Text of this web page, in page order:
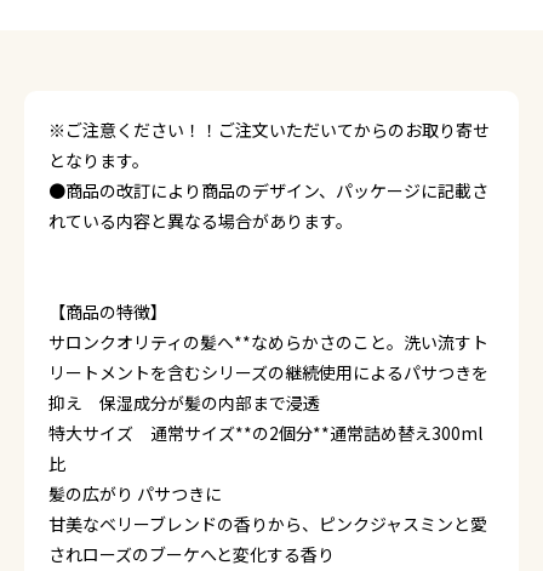
※ご注意ください！！ご注文いただいてからのお取り寄せ
となります。
●商品の改訂により商品のデザイン、パッケージに記載さ
れている内容と異なる場合があります。
【商品の特徴】
サロンクオリティの髪へ**なめらかさのこと。洗い流すト
リートメントを含むシリーズの継続使用によるパサつきを
抑え 保湿成分が髪の内部まで浸透
特大サイズ 通常サイズ**の2個分**通常詰め替え300ml
比
髪の広がり パサつきに
甘美なベリーブレンドの香りから、ピンクジャスミンと愛
されローズのブーケへと変化する香り